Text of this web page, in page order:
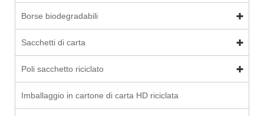
Borse biodegradabili
Sacchetti di carta
Poli sacchetto riciclato
Imballaggio in cartone di carta HD riciclata